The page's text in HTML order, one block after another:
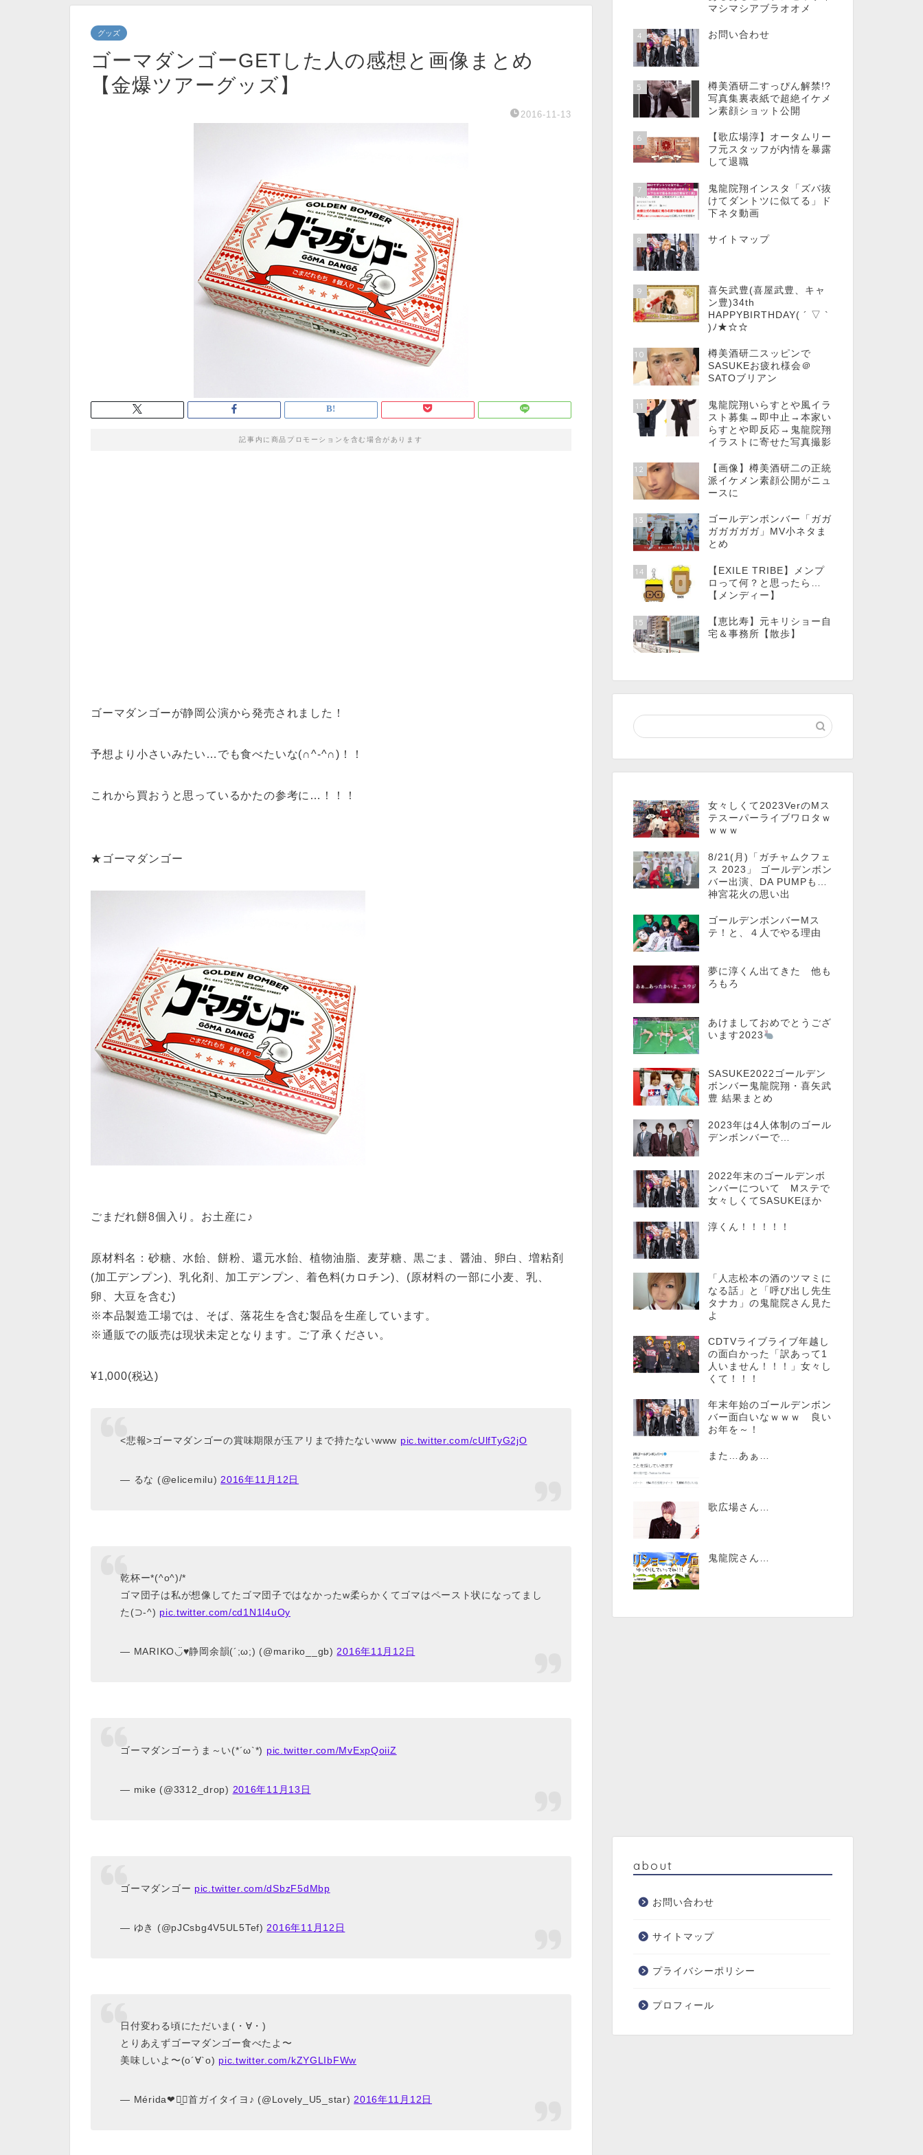
グッズ
ゴーマダンゴーGETした人の感想と画像まとめ
【金爆ツアーグッズ】
2016-11-13
記事内に商品プロモーションを含む場合があります
ゴーマダンゴーが静岡公演から発売されました！
予想より小さいみたい…でも食べたいな(∩^-^∩)！！
これから買おうと思っているかたの参考に…！！！
★ゴーマダンゴー
ごまだれ餅8個入り。お土産に♪
原材料名：砂糖、水飴、餅粉、還元水飴、植物油脂、麦芽糖、黒ごま、醤油、卵白、増粘剤
(加工デンプン)、乳化剤、加工デンプン、着色料(カロチン)、(原材料の一部に小麦、乳、
卵、大豆を含む)
※本品製造工場では、そば、落花生を含む製品を生産しています。
※通販での販売は現状未定となります。ご了承ください。
¥1,000(税込)
<悲報>ゴーマダンゴーの賞味期限が玉アリまで持たないwww pic.twitter.com/cUlfTyG2jO
— るな (@elicemilu) 2016年11月12日
乾杯ー*(^o^)/*
ゴマ団子は私が想像してたゴマ団子ではなかったw柔らかくてゴマはペースト状になってまし
た(⊃-^) pic.twitter.com/cd1N1l4uOy
— MARIKO◡̈♥︎静岡余韻(´;ω;) (@mariko__gb)2016年11月12日
ゴーマダンゴーうま～い(*´ω`*) pic.twitter.com/MvExpQoiiZ
— mike (@3312_drop) 2016年11月13日
ゴーマダンゴー pic.twitter.com/dSbzF5dMbp
— ゆき (@pJCsbg4V5UL5Tef) 2016年11月12日
日付変わる頃にただいま(・∀・)
とりあえずゴーマダンゴー食べたよ〜
美味しいよ〜(о´∀`о) pic.twitter.com/kZYGLIbFWw
— Mérida❤︎⠒̫⃝首ガイタイヨ♪ (@Lovely_U5_star)2016年11月12日
マシマシアブラオオメ
4 お問い合わせ
5
樽美酒研二すっぴん解禁!?
写真集裏表紙で超絶イケメ
ン素顔ショット公開
6
【歌広場淳】オータムリー
フ元スタッフが内情を暴露
して退職
7
鬼龍院翔インスタ「ズバ抜
けてダントツに似てる」ド
下ネタ動画
8 サイトマップ
9
喜矢武豊(喜屋武豊、キャ
ン豊)34th
HAPPYBIRTHDAY( ´ ▽ `
)ﾉ★☆☆
10
樽美酒研二スッピンで
SASUKEお疲れ様会＠
SATOブリアン
11
鬼龍院翔いらすとや風イラ
スト募集→即中止→本家い
らすとや即反応→鬼龍院翔
イラストに寄せた写真撮影
12
【画像】樽美酒研二の正統
派イケメン素顔公開がニュ
ースに
13
ゴールデンボンバー「ガガ
ガガガガガ」MV小ネタま
とめ
14
【EXILE TRIBE】メンプ
ロって何？と思ったら…
【メンディー】
15
【恵比寿】元キリショー自
宅＆事務所【散歩】
女々しくて2023VerのMス
テスーパーライブワロタｗ
ｗｗｗ
8/21(月)「ガチャムクフェ
ス 2023」 ゴールデンボン
バー出演、DA PUMPも…
神宮花火の思い出
ゴールデンボンバーMス
テ！と、４人でやる理由
夢に淳くん出てきた 他も
ろもろ
あけましておめでとうござ
います2023
SASUKE2022ゴールデン
ボンバー鬼龍院翔・喜矢武
豊 結果まとめ
2023年は4人体制のゴール
デンボンバーで…
2022年末のゴールデンボ
ンバーについて Mステで
女々しくてSASUKEほか
淳くん！！！！！
「人志松本の酒のツマミに
なる話」と「呼び出し先生
タナカ」の鬼龍院さん見た
よ
CDTVライブライブ年越し
の面白かった「訳あって1
人いません！！！」女々し
くて！！！
年末年始のゴールデンボン
バー面白いなｗｗｗ 良い
お年を～！
また…あぁ…
歌広場さん…
鬼龍院さん…
about
お問い合わせ
サイトマップ
プライバシーポリシー
プロフィール